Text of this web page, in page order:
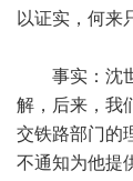
以证实，何来
事实：沈世
解，后来，我
交铁路部门的
不通知为他提